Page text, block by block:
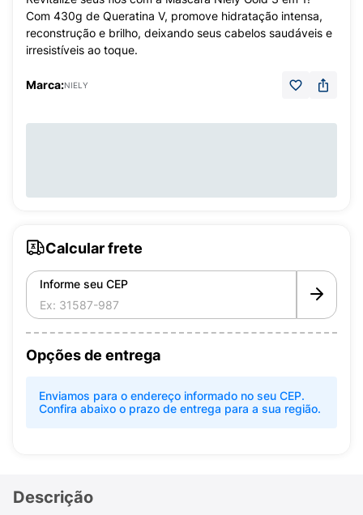
Com 430g de Queratina V, promove hidratação intensa,
reconstrução e brilho, deixando seus cabelos saudáveis e
irresistíveis ao toque.
Marca:NIELY
Calcular frete
Informe seu CEP
Opções de entrega
Enviamos para o endereço informado no seu CEP.
Confira abaixo o prazo de entrega para a sua região.
Descrição